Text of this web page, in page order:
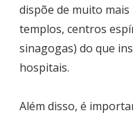
dispõe de muito
templos, centros
sinagogas) do que
hospitais.
Além disso, é